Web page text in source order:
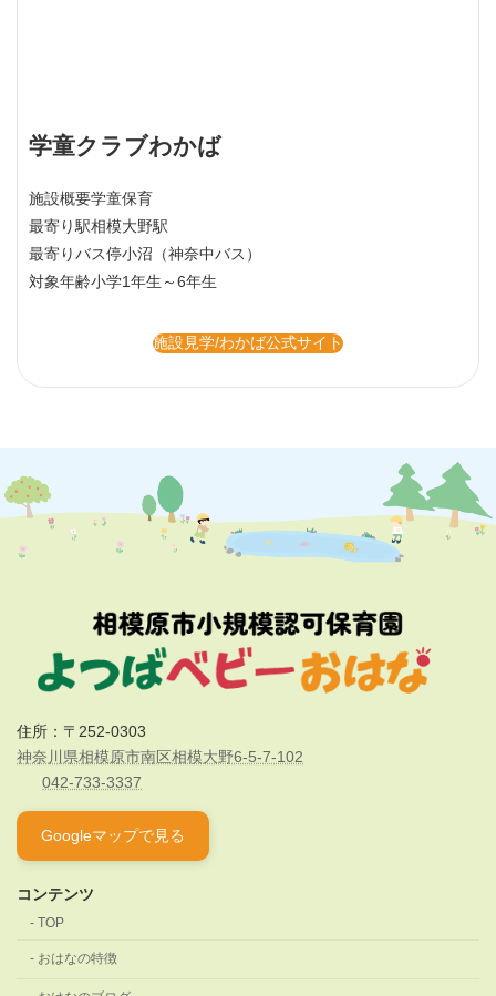
学童クラブわかば
相模大野駅
住所：〒252-0303
042-733-3337
Googleマップで見る